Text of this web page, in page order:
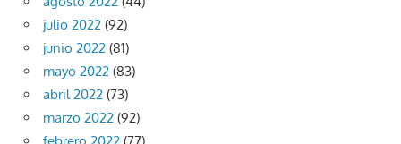
julio 2022 (92)
junio 2022 (81)
mayo 2022 (83)
abril 2022 (73)
marzo 2022 (92)